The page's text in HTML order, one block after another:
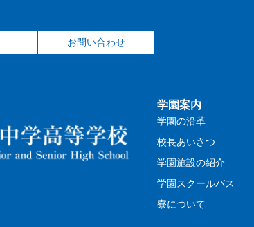
お問い合わせ
学園案内
学園の沿革
校長あいさつ
学園施設の紹介
学園スクールバス
寮について